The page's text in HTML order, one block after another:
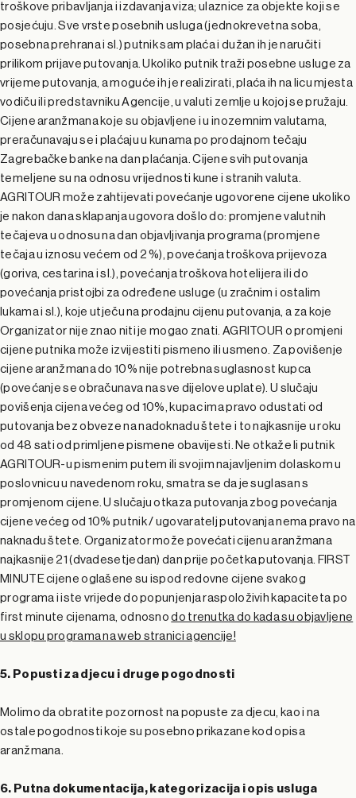
troškove pribavljanja i izdavanja viza; ulaznice za objekte koji se
posjećuju. Sve vrste posebnih usluga (jednokrevetna soba,
posebna prehrana i sl.) putnik sam plaća i dužan ih je naručiti
prilikom prijave putovanja. Ukoliko putnik traži posebne usluge za
vrijeme putovanja, a moguće ih je realizirati, plaća ih na licu mjesta
vodiču ili predstavniku Agencije, u valuti zemlje u kojoj se pružaju.
Cijene aranžmana koje su objavljene i u inozemnim valutama,
preračunavaju se i plaćaju u kunama po prodajnom tečaju
Zagrebačke banke na dan plaćanja. Cijene svih putovanja
temeljene su na odnosu vrijednosti kune i stranih valuta.
AGRITOUR može zahtijevati povećanje ugovorene cijene ukoliko
je nakon dana sklapanja ugovora došlo do: promjene valutnih
tečajeva u odnosu na dan objavljivanja programa (promjene
tečaja u iznosu većem od 2 %), povećanja troškova prijevoza
(goriva, cestarina i sl.), povećanja troškova hotelijera ili do
povećanja pristojbi za određene usluge (u zračnim i ostalim
lukama i sl.), koje utječu na prodajnu cijenu putovanja, a za koje
Organizator nije znao niti je mogao znati. AGRITOUR o promjeni
cijene putnika može izvijestiti pismeno ili usmeno. Za povišenje
cijene aranžmana do 10% nije potrebna suglasnost kupca
(povećanje se obračunava na sve dijelove uplate). U slučaju
povišenja cijena većeg od 10%, kupac ima pravo odustati od
putovanja bez obveze na nadoknadu štete i to najkasnije u roku
od 48 sati od primljene pismene obavijesti. Ne otkaže li putnik
AGRITOUR-u pismenim putem ili svojim najavljenim dolaskom u
poslovnicu u navedenom roku, smatra se da je suglasan s
promjenom cijene. U slučaju otkaza putovanja zbog povećanja
cijene većeg od 10% putnik / ugovaratelj putovanja nema pravo na
naknadu štete. Organizator može povećati cijenu aranžmana
najkasnije 21 (dvadesetjedan) dan prije početka putovanja. FIRST
MINUTE cijene oglašene su ispod redovne cijene svakog
programa i iste vrijede do popunjenja raspoloživih kapaciteta po
first minute cijenama, odnosnodo trenutka do kada su objavljene
u sklopu programa na web stranici agencije!
5. Popusti za djecu i druge pogodnosti
Molimo da obratite pozornost na popuste za djecu, kao i na
ostale pogodnosti koje su posebno prikazane kod opisa
aranžmana.
6. Putna dokumentacija, kategorizacija i opis usluga